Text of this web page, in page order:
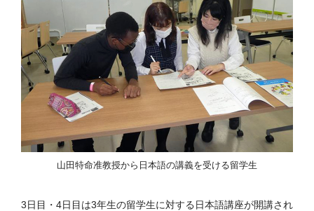
山田特命准教授から日本語の講義を受ける留学生
3日目・4日目は3年生の留学生に対する日本語講座が開講され